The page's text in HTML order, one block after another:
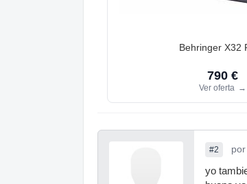
Behringer X32
790 €
Ver oferta →
#2 por
yo